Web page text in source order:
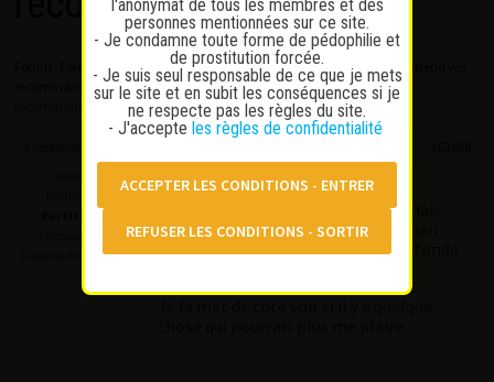
Discussions sur la prostitution › Nouveau sur le forum j’attend vos
recommandations!› Répondre à : Nouveau sur le forum j’attend vos
Participant
Lapinaute débutant
Alors je suis pas trop GFE fin c’est
vraiment pas ce que je recherche mais
pour la gorge profonde j’aimerai bien
voir ce que c’est une vrai gorge profonde
l'anonymat de tous les membres et des
personnes mentionnées sur ce site.
- Je condamne toute forme de pédophilie et
de prostitution forcée.
- Je suis seul responsable de ce que je mets
sur le site et en subit les conséquences si je
ne respecte pas les règles du site.
- J'accepte les règles de confidentialité